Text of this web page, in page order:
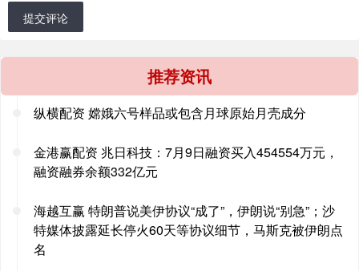
提交评论
推荐资讯
纵横配资 嫦娥六号样品或包含月球原始月壳成分
金港赢配资 兆日科技：7月9日融资买入454554万元，
融资融券余额332亿元
海越互赢 特朗普说美伊协议“成了”，伊朗说“别急”；沙
特媒体披露延长停火60天等协议细节，马斯克被伊朗点
名